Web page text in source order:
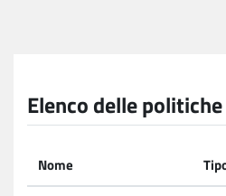
Elenco delle
Nome